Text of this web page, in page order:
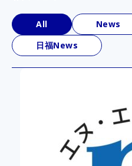
All News
日福News